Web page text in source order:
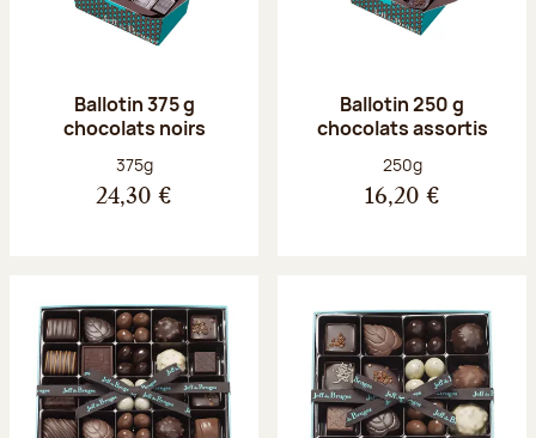
Ballotin 375 g
chocolats noirs
Poids net :
375g
24,30 €
Ballotin 250 g
chocolats assortis
Poids net :
250g
16,20 €